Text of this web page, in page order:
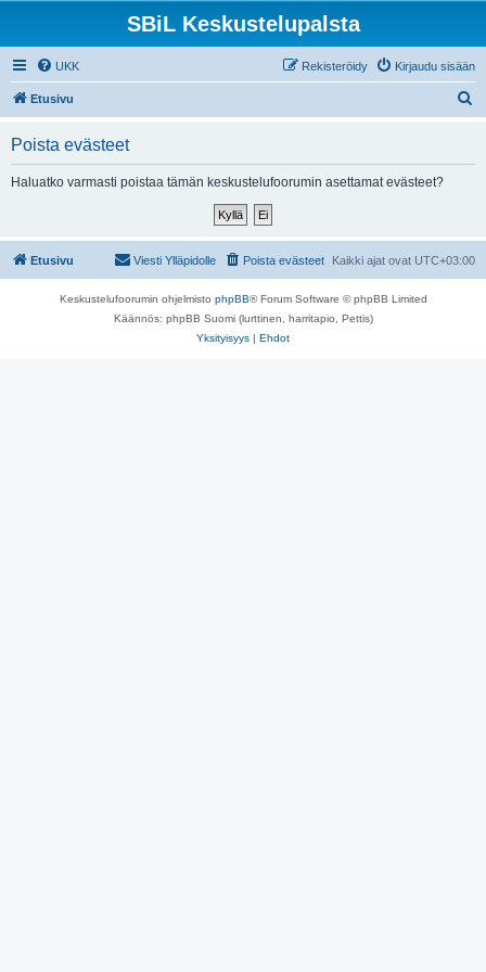
SBiL Keskustelupalsta
UKK Kirjaudu sisään
Rekisteröidy
Etusivu
Poista evästeet
Haluatko varmasti poistaa tämän keskustelufoorumin asettamat evästeet?
Etusivu Kaikki ajat ovat UTC+03:00
Poista evästeet
Viesti Ylläpidolle
Keskustelufoorumin ohjelmisto phpBB® Forum Software © phpBB Limited
Käännös: phpBB Suomi (lurttinen, harritapio, Pettis)
Yksityisyys | Ehdot